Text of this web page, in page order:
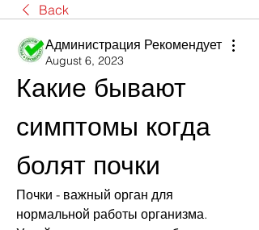
Back
Администрация Рекомендует
August 6, 2023
Какие бывают
симптомы когда
болят почки
Почки - важный орган для
нормальной работы организма.